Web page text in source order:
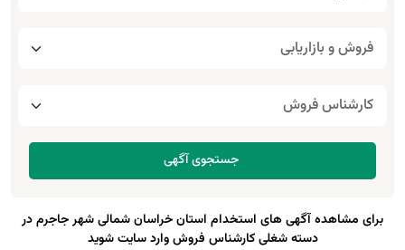
برای مشاهده آگهی های استخدام استان خراسان شمالی شهر جاجرم در
دسته شغلی کارشناس فروش وارد سایت شوید